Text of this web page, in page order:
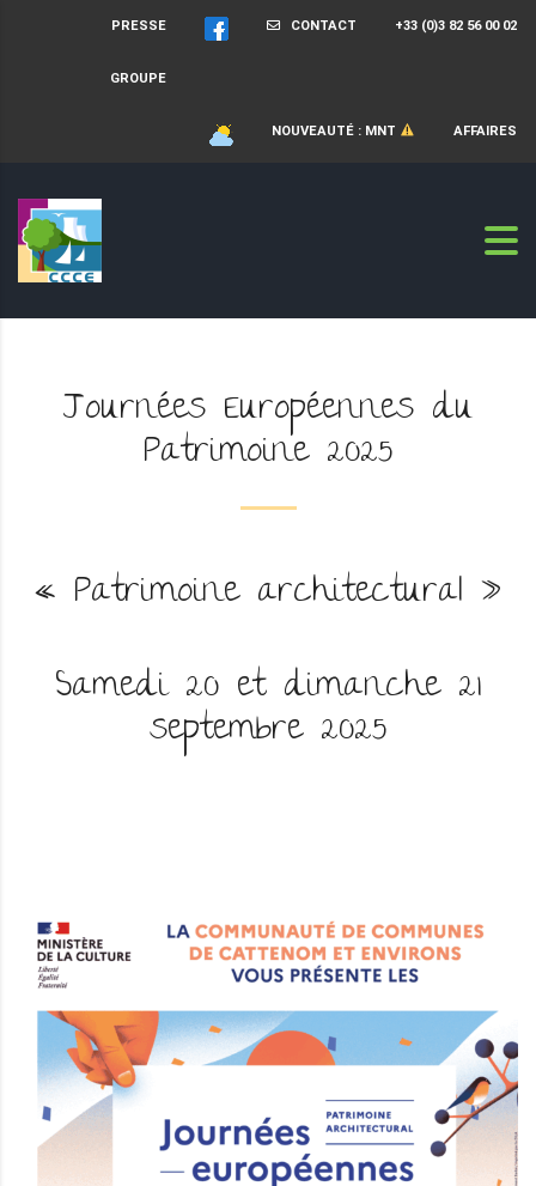
+33 (0)3 82 56 00 02
CONTACT
PRESSE
GROUPE
AFFAIRES
NOUVEAUTÉ : MNT
Journées Européennes du
Patrimoine 2025
« Patrimoine architectural »
Samedi 20 et dimanche 21
septembre 2025